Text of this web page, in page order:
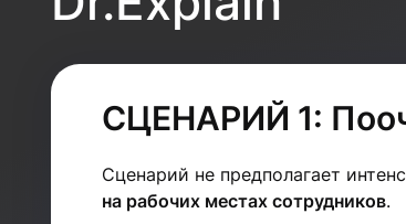
СЦЕНАРИЙ 1:
Сценарий не предполагает
на рабочих местах сотрудников.